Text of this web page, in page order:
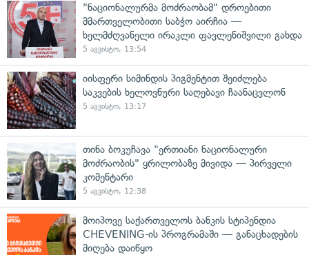
"ნაციონალურმა მოძრაობამ" დროებითი
მმართველობითი საბჭო აირჩია —
ხელმძღვანელი ირაკლი ფავლენიშვილი გახდა
5 აგვისტო, 13:54
იისფერი სიმინდის პიგმენტით შეიძლება
საკვების ხელოვნური საღებავი ჩაანაცვლონ
5 აგვისტო, 13:17
თინა ბოკუჩავა "ერთიანი ნაციონალური
მოძრაობის" ყრილობაზე მივიდა — პირველი
კომენტარი
5 აგვისტო, 12:38
მოიპოვე საქართველოს ბანკის სტიპენდია
CHEVENING-ის პროგრამაში — განაცხადების
მიღება დაიწყო